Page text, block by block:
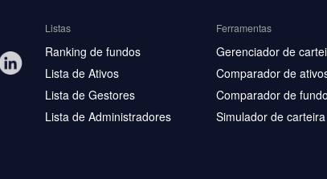
Listas
Ranking de fundos
Lista de Ativos
Lista de Gestores
Lista de Administradores
Ferramentas
Gerenciador de
Comparador de
Comparador de
Simulador de carteira